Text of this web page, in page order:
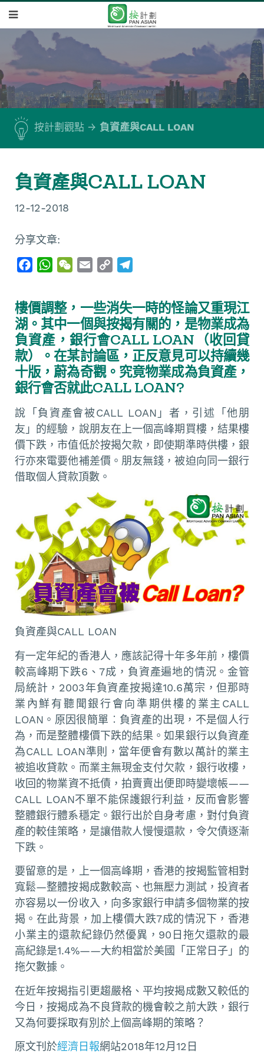
按計劃觀點 負資產與CALL LOAN
負資產與CALL LOAN
12-12-2018
分享文章:
e
b
o
k
W
t
s
A
p
p
W
h
a
t
i
l
y
L
i
n
k
e
g
r
a
m
樓價調整，一些消失一時的怪論又重現江
湖。其中一個與按揭有關的，是物業成為
負資產，銀行會CALL LOAN（收回貸
款）。在某討論區，正反意見可以持續幾
十版，蔚為奇觀。究竟物業成為負資產，
銀行會否就此CALL LOAN?
說「負資產會被CALL LOAN」者，引述「他朋
友」的經驗，說朋友在上一個高峰期買樓，結果樓
價下跌，市值低於按揭欠款，即使期準時供樓，銀
行亦來電要他補差價。朋友無錢，被迫向同一銀行
借取個人貸款頂數。
負資產與CALL LOAN
有一定年紀的香港人，應該記得十年多年前，樓價
較高峰期下跌6、7成，負資產遍地的情況。金管
局統計，2003年負資產按揭達10.6萬宗，但那時
業內鮮有聽聞銀行會向準期供樓的業主CALL
LOAN。原因很簡單︰負資產的出現，不是個人行
為，而是整體樓價下跌的結果。如果銀行以負資產
為CALL LOAN準則，當年便會有數以萬計的業主
被追收貸款。而業主無現金支付欠款，銀行收樓，
收回的物業資不抵債，拍賣賣出便即時變壞帳——
CALL LOAN不單不能保護銀行利益，反而會影響
整體銀行體系穩定。銀行出於自身考慮，對付負資
產的較佳策略，是讓借款人慢慢還款，令欠債逐漸
下跌。
要留意的是，上一個高峰期，香港的按揭監管相對
寬鬆—整體按揭成數較高、也無壓力測試，投資者
亦容易以一份收入，向多家銀行申請多個物業的按
揭。在此背景，加上樓價大跌7成的情況下，香港
小業主的還款紀錄仍然優異，90日拖欠還款的最
高紀錄是1.4%——大約相當於美國「正常日子」的
拖欠數據。
在近年按揭指引更趨嚴格、平均按揭成數又較低的
今日，按揭成為不良貸款的機會較之前大跌，銀行
又為何要採取有別於上個高峰期的策略？
原文刊於經濟日報網站2018年12月12日